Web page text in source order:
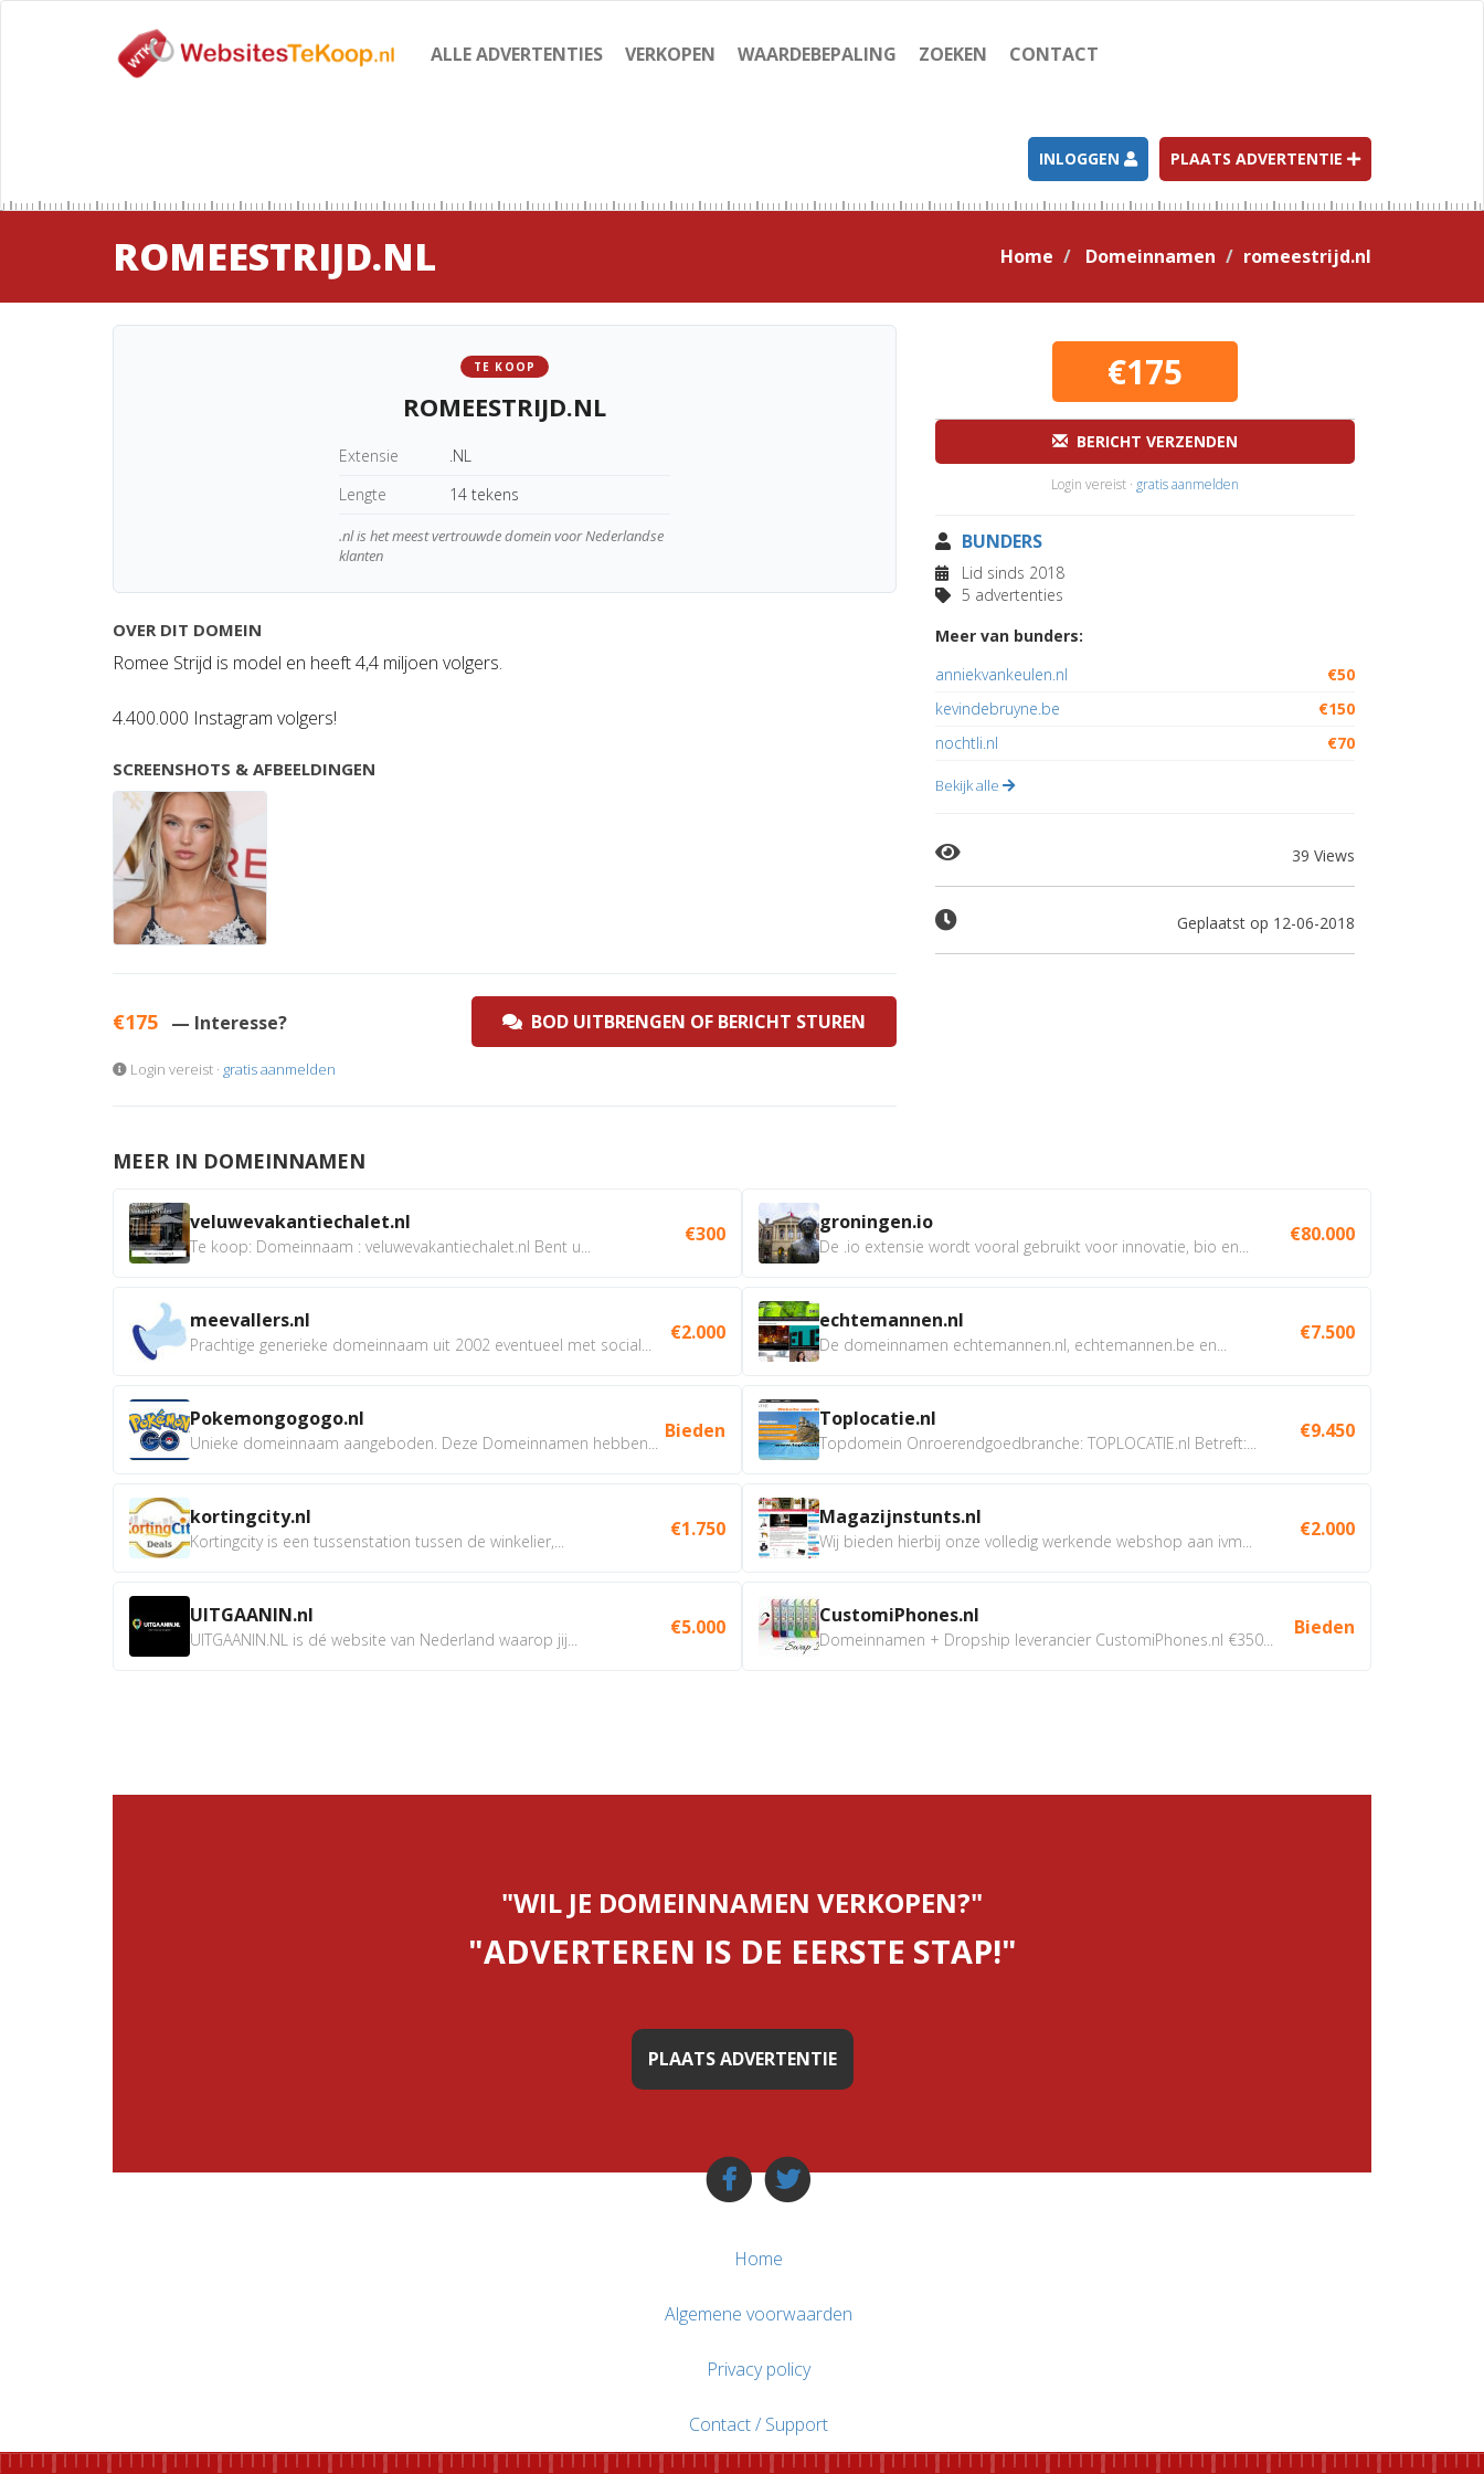
ALLE ADVERTENTIES VERKOPEN WAARDEBEPALING ZOEKEN CONTACT
INLOGGEN PLAATS ADVERTENTIE
ROMEESTRIJD.NL Home Domeinnamen romeestrijd.nl
TE KOOP
ROMEESTRIJD.NL
Extensie
.NL
Lengte
14 tekens
.nl is het meest vertrouwde domein voor Nederlandse
klanten
OVER DIT DOMEIN
Romee Strijd is model en heeft 4,4 miljoen volgers.
4.400.000 Instagram volgers!
SCREENSHOTS & AFBEELDINGEN
€175 — Interesse? BOD UITBRENGEN OF BERICHT STUREN
Login vereist · gratis aanmelden
€175
BERICHT VERZENDEN
Login vereist · gratis aanmelden
BUNDERS
Lid sinds 2018
5 advertenties
Meer van bunders:
anniekvankeulen.nl
€50
kevindebruyne.be
€150
nochtli.nl
€70
Bekijk alle
39 Views
Geplaatst op 12-06-2018
MEER IN DOMEINNAMEN
veluwevakantiechalet.nl
Te koop: Domeinnaam : veluwevakantiechalet.nl Bent u...
€300
meevallers.nl
Prachtige generieke domeinnaam uit 2002 eventueel met social...
€2.000
Pokemongogogo.nl
Unieke domeinnaam aangeboden. Deze Domeinnamen hebben...
Bieden
kortingcity.nl
Kortingcity is een tussenstation tussen de winkelier,...
€1.750
UITGAANIN.nl
UITGAANIN.NL is dé website van Nederland waarop jij...
€5.000
groningen.io
De .io extensie wordt vooral gebruikt voor innovatie, bio en...
€80.000
echtemannen.nl
De domeinnamen echtemannen.nl, echtemannen.be en...
€7.500
Toplocatie.nl
Topdomein Onroerendgoedbranche: TOPLOCATIE.nl Betreft:...
€9.450
Magazijnstunts.nl
Wij bieden hierbij onze volledig werkende webshop aan ivm...
€2.000
CustomiPhones.nl
Domeinnamen + Dropship leverancier CustomiPhones.nl €350...
Bieden
"WIL JE DOMEINNAMEN VERKOPEN?"
"ADVERTEREN IS DE EERSTE STAP!"
PLAATS ADVERTENTIE
Home
Algemene voorwaarden
Privacy policy
Contact / Support